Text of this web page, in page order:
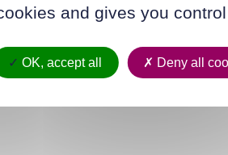
and gives you
OK, accept all Deny all